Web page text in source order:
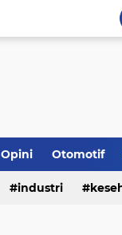
Opini Otomotif
industri